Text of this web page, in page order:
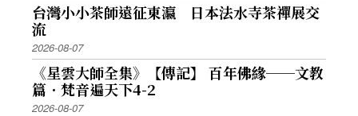
台灣小小茶師遠征東瀛 日本法水寺茶禪展交
流
2026-08-07
《星雲大師全集》【傳記】 百年佛緣──文教
篇．梵音遍天下4-2
2026-08-07